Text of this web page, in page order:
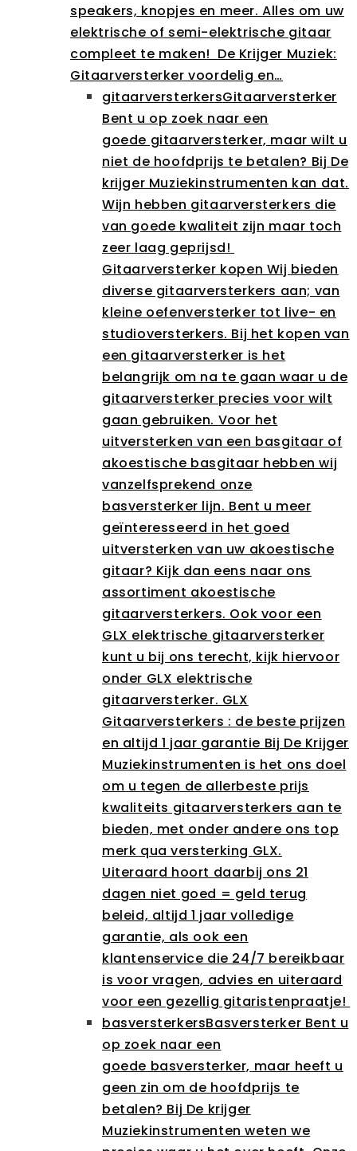
speakers, knopjes en meer. Alles om uw
elektrische of semi-elektrische gitaar
compleet te maken! De Krijger Muziek:
Gitaarversterker voordelig en…
gitaarversterkersGitaarversterker
Bent u op zoek naar een
goede gitaarversterker, maar wilt u
niet de hoofdprijs te betalen? Bij De
krijger Muziekinstrumenten kan dat.
Wijn hebben gitaarversterkers die
van goede kwaliteit zijn maar toch
zeer laag geprijsd!
Gitaarversterker kopen Wij bieden
diverse gitaarversterkers aan; van
kleine oefenversterker tot live- en
studioversterkers. Bij het kopen van
een gitaarversterker is het
belangrijk om na te gaan waar u de
gitaarversterker precies voor wilt
gaan gebruiken. Voor het
uitversterken van een basgitaar of
akoestische basgitaar hebben wij
vanzelfsprekend onze
basversterker lijn. Bent u meer
geïnteresseerd in het goed
uitversterken van uw akoestische
gitaar? Kijk dan eens naar ons
assortiment akoestische
gitaarversterkers. Ook voor een
GLX elektrische gitaarversterker
kunt u bij ons terecht, kijk hiervoor
onder GLX elektrische
gitaarversterker. GLX
Gitaarversterkers : de beste prijzen
en altijd 1 jaar garantie Bij De Krijger
Muziekinstrumenten is het ons doel
om u tegen de allerbeste prijs
kwaliteits gitaarversterkers aan te
bieden, met onder andere ons top
merk qua versterking GLX.
Uiteraard hoort daarbij ons 21
dagen niet goed = geld terug
beleid, altijd 1 jaar volledige
garantie, als ook een
klantenservice die 24/7 bereikbaar
is voor vragen, advies en uiteraard
voor een gezellig gitaristenpraatje!
basversterkersBasversterker Bent u
op zoek naar een
goede basversterker, maar heeft u
geen zin om de hoofdprijs te
betalen? Bij De krijger
Muziekinstrumenten weten we